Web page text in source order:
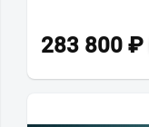
283 800 ₽